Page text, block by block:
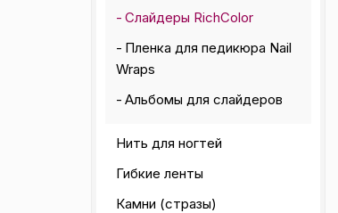
Слайдеры RichColor
Пленка для педикюра Nail
Wraps
Альбомы для слайдеров
Нить для ногтей
Гибкие ленты
Камни (стразы)